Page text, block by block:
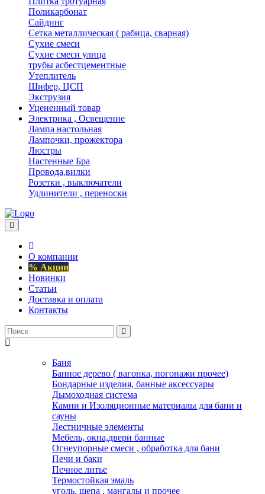
Поликарбонат
Сайдинг
Сетка металлическая ( рабица, сварная)
Сухие смеси
Сухие смеси улица
трубы асбестцементные
Утеплитель
Шифер, ЦСП
Экструзия
Уцененный товар
Электрика , Освещение
Лампа настольная
Лампочки, прожектора
Люстры
Настенные Бра
Провода,вилки
Розетки , выключатели
Удлинители , переноски
О компании
% Акции
Новинки
Статьи
Доставка и оплата
Контакты
Баня
Банное дерево ( вагонка, погонажи прочее)
Бондарные изделия, банные аксессуары
Дымоходная система
Камни и Изоляционные материалы для бани и
сауны
Лестничные элементы
Мебель, окна,двери банные
Огнеупорные смеси , обработка для бани
Печи и баки
Печное литье
Термостойкая эмаль
уголь, щепа , мангалы и прочее